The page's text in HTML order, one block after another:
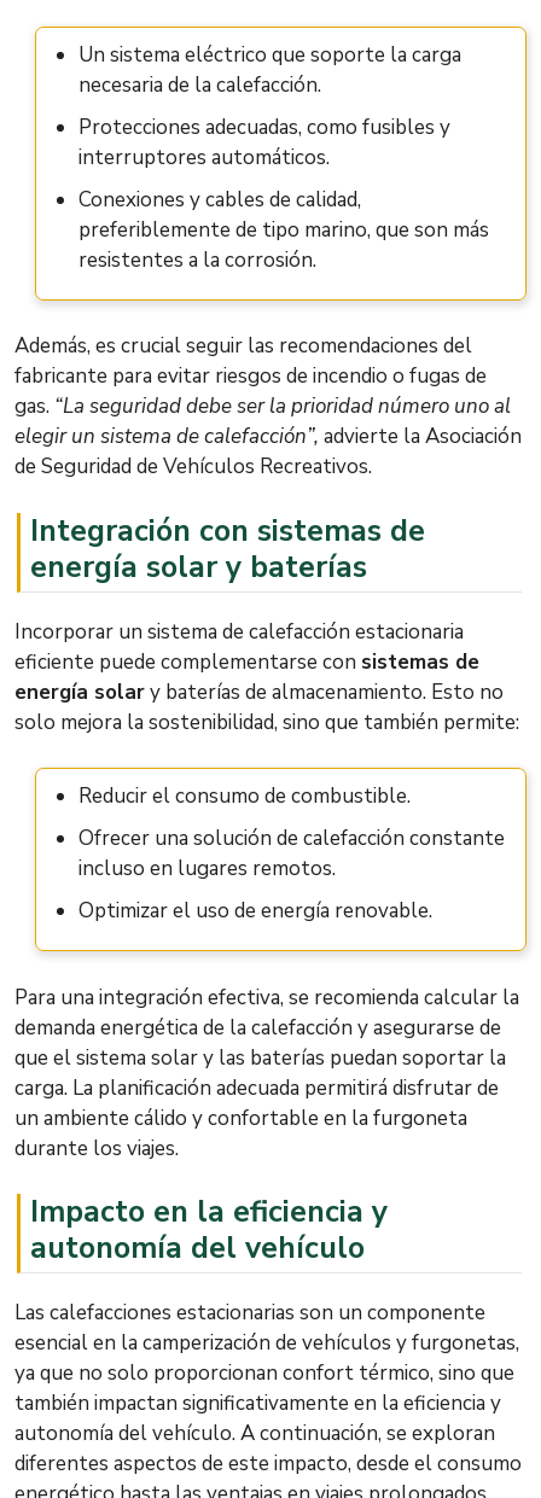
Un sistema eléctrico que soporte la carga
necesaria de la calefacción.
Protecciones adecuadas, como fusibles y
interruptores automáticos.
Conexiones y cables de calidad,
preferiblemente de tipo marino, que son más
resistentes a la corrosión.
Además, es crucial seguir las recomendaciones del
fabricante para evitar riesgos de incendio o fugas de
gas. “La seguridad debe ser la prioridad número uno al
elegir un sistema de calefacción”, advierte la Asociación
de Seguridad de Vehículos Recreativos.
Integración con sistemas de
energía solar y baterías
Incorporar un sistema de calefacción estacionaria
eficiente puede complementarse con sistemas de
energía solary baterías de almacenamiento. Esto no
solo mejora la sostenibilidad, sino que también permite:
Reducir el consumo de combustible.
Ofrecer una solución de calefacción constante
incluso en lugares remotos.
Optimizar el uso de energía renovable.
Para una integración efectiva, se recomienda calcular la
demanda energética de la calefacción y asegurarse de
que el sistema solar y las baterías puedan soportar la
carga. La planificación adecuada permitirá disfrutar de
un ambiente cálido y confortable en la furgoneta
durante los viajes.
Impacto en la eficiencia y
autonomía del vehículo
Las calefacciones estacionarias son un componente
esencial en la camperización de vehículos y furgonetas,
ya que no solo proporcionan confort térmico, sino que
también impactan significativamente en la eficiencia y
autonomía del vehículo. A continuación, se exploran
diferentes aspectos de este impacto, desde el consumo